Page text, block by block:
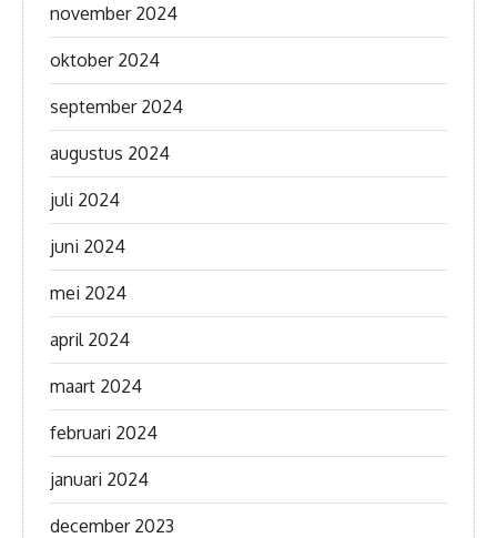
november 2024
oktober 2024
september 2024
augustus 2024
juli 2024
juni 2024
mei 2024
april 2024
maart 2024
februari 2024
januari 2024
december 2023